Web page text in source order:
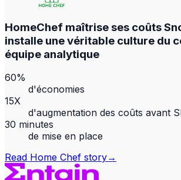
HomeChef maîtrise ses coûts
installe une véritable culture du
équipe analytique
60%
d'économies
15X
d'augmentation des coûts avant
30 minutes
de mise en place
Read Home Chef story→